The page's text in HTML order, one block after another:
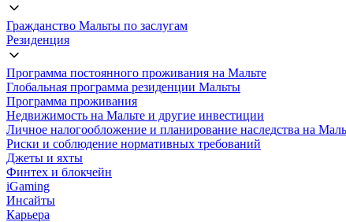
Гражданство Мальты по заслугам
Резиденция
Программа постоянного проживания на Мальте
Глобальная программа резиденции Мальты
Программа проживания
Недвижимость на Мальте и другие инвестиции
Личное налогообложение и планирование наследства на
Риски и соблюдение нормативных требований
Джеты и яхты
Финтех и блокчейн
iGaming
Инсайты
Карьера